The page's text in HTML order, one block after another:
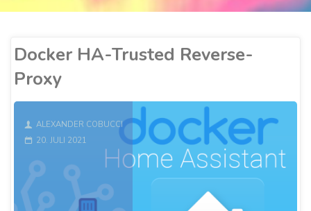
Docker HA-Trusted Reverse-
Proxy
ALEXANDER COBUCCI
20. JULI 2021